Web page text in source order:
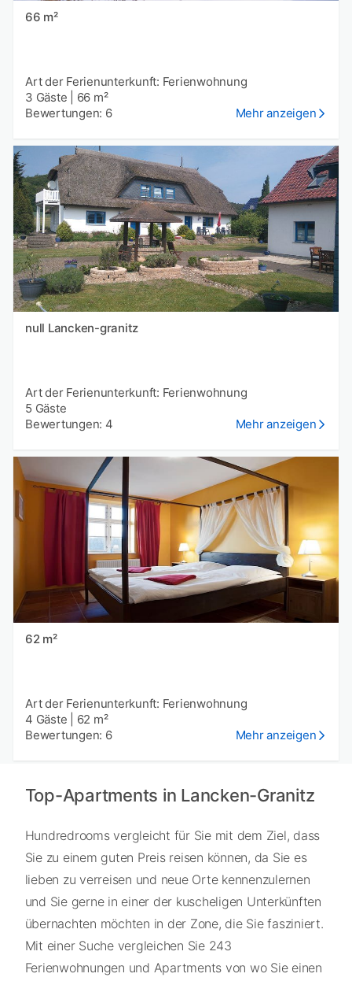
66 m²
Art der Ferienunterkunft: Ferienwohnung
3 Gäste
66 m²
Bewertungen: 6
Mehr anzeigen
null Lancken-granitz
Art der Ferienunterkunft: Ferienwohnung
5 Gäste
Bewertungen: 4
Mehr anzeigen
62 m²
Art der Ferienunterkunft: Ferienwohnung
4 Gäste
62 m²
Bewertungen: 6
Mehr anzeigen
Top-Apartments in Lancken-Granitz
Hundredrooms vergleicht für Sie mit dem Ziel, dass
Sie zu einem guten Preis reisen können, da Sie es
lieben zu verreisen und neue Orte kennenzulernen
und Sie gerne in einer der kuscheligen Unterkünften
übernachten möchten in der Zone, die Sie fasziniert.
Mit einer Suche vergleichen Sie 243
Ferienwohnungen und Apartments von wo Sie einen